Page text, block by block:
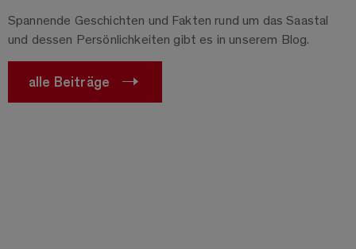
Spannende Geschichten und Fakten rund um das Saastal
und dessen Persönlichkeiten gibt es in unserem Blog.
alle Beiträge